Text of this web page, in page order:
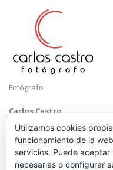
Fotógrafo
Carlos Castro
Málaga
Mobile: +34 652 83 71 98
Utilizamos cookies
funcionamiento de la
servicios. Puede
necesarias o configurar